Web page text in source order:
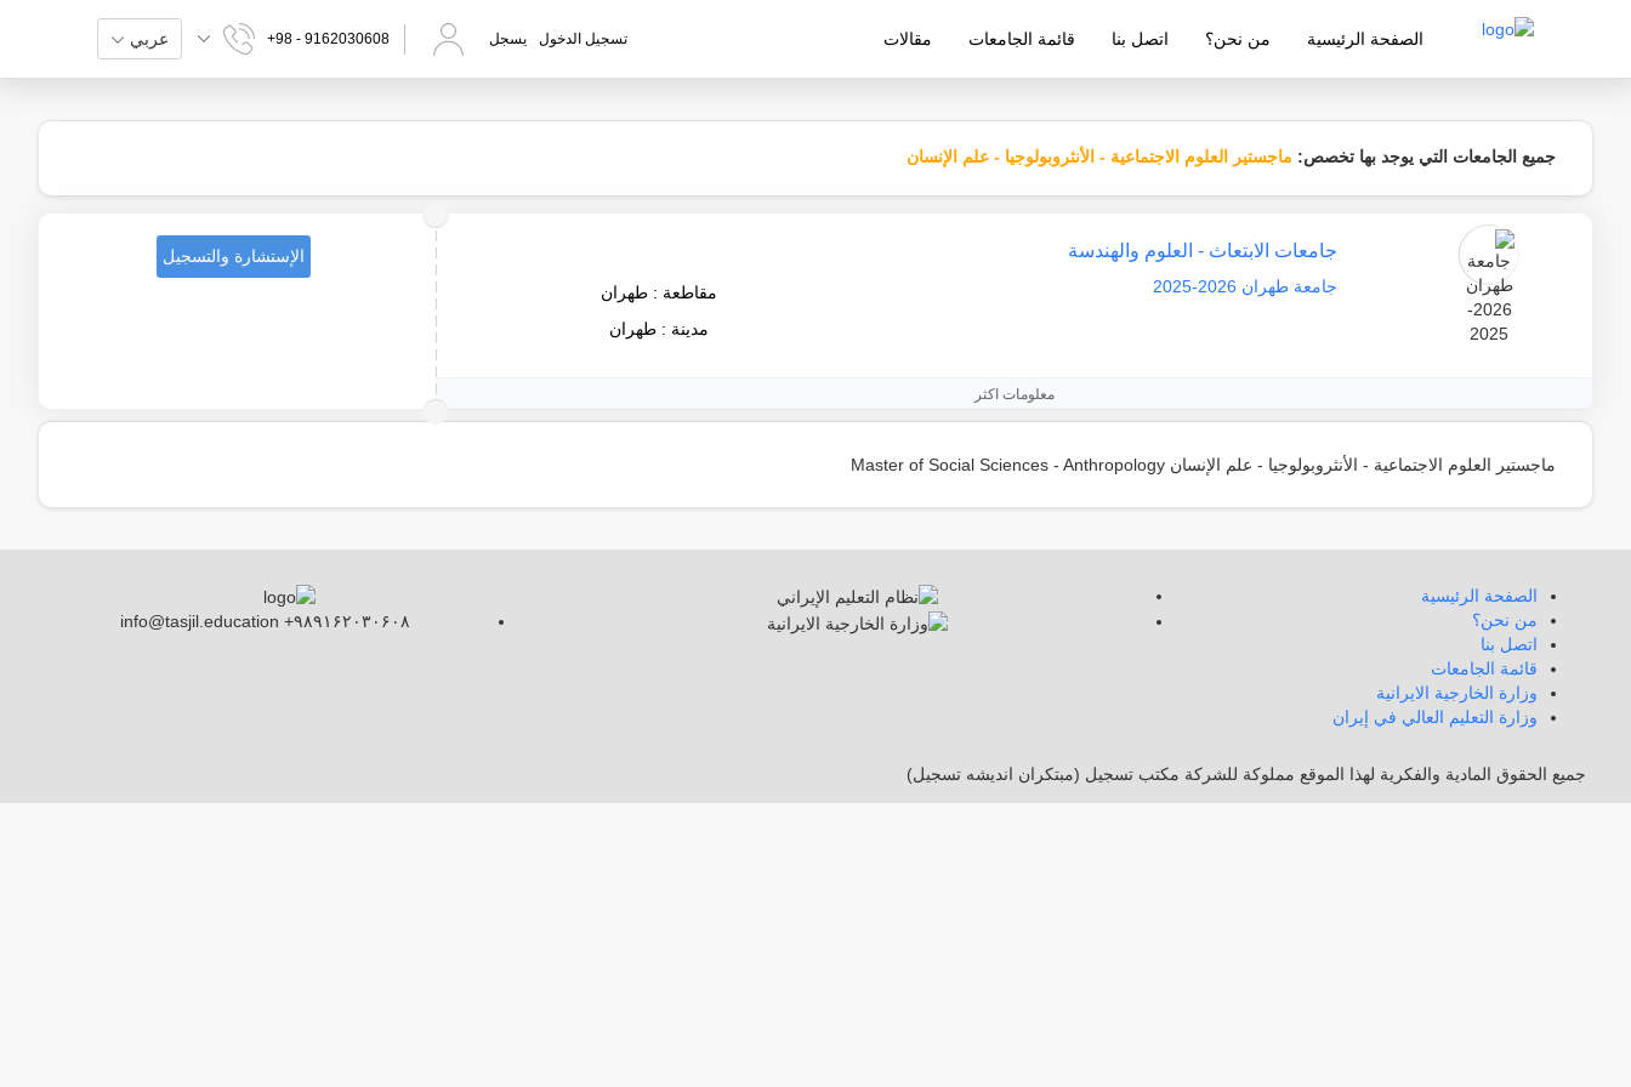
شركة معتمدة من قبل وزارة التربية والتعليم الإيرانية
الصفحة الرئيسية من نحن؟ اتصل بنا قائمة الجامعات مقالات تسجيل الدخول يسجل +98 - 9162030608 عربي
جميع الجامعات التي يوجد بها تخصص: ماجستير العلوم الاجتماعية - الأنثروبولوجيا - علم الإنسان
جامعات الابتعاث - العلوم والهندسة
جامعة طهران 2026-2025
مقاطعة : طهران
مدينة : طهران
معلومات اكثر
الإستشارة والتسجيل
ماجستير العلوم الاجتماعية - الأنثروبولوجيا - علم الإنسان Master of Social Sciences - Anthropology
الصفحة الرئيسية
من نحن؟
اتصل بنا
قائمة الجامعات
وزارة الخارجية الايرانية
وزارة التعليم العالي في إيران
info@tasjil.education +۹۸۹۱۶۲۰۳۰۶۰۸
جميع الحقوق المادية والفكرية لهذا الموقع مملوكة للشركة مكتب تسجيل (مبتکران اندیشه تسجیل)